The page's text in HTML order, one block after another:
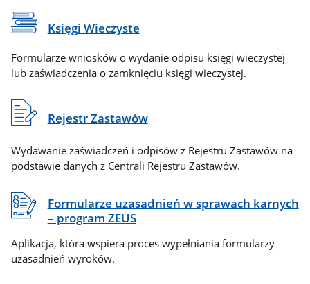
Księgi Wieczyste
Formularze wniosków o wydanie odpisu księgi wieczystej
lub zaświadczenia o zamknięciu księgi wieczystej.
Rejestr Zastawów
Wydawanie zaświadczeń i odpisów z Rejestru Zastawów na
podstawie danych z Centrali Rejestru Zastawów.
Formularze uzasadnień w sprawach karnych
– program ZEUS
Aplikacja, która wspiera proces wypełniania formularzy
uzasadnień wyroków.